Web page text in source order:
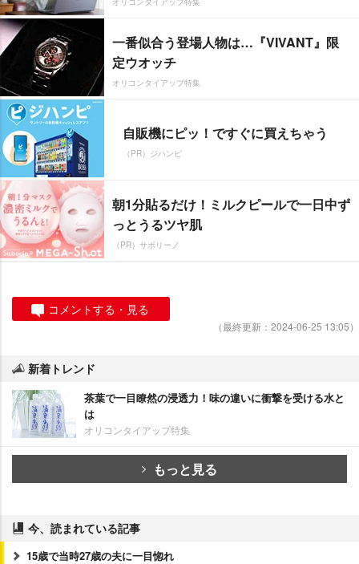
一番似合う登場人物は…『VIVANT』限
定ウオッチ
オリコンタイアップ特集
自販機にピッ！ですぐに買えちゃう
（PR）ジハンピ
朝1分貼るだけ！ミルクピールで一日中ず
っとうるツヤ肌
（PR）サボリーノ
コメントする・見る
（最終更新：2024-06-25 13:05）
新着トレンド
茶葉で一目瞭然の浸透力！味の違いに衝撃を受ける水と
は
オリコンタイアップ特集
もっと見る
今、読まれている記事
15歳で当時27歳の夫に一目惚れ